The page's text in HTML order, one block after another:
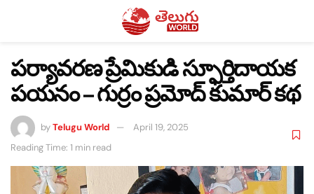
పర్యావరణ ప్రేమికుడి స్ఫూర్తిదాయక
పయనం – గుర్రం ప్రమోద్ కుమార్ కథ
byTelugu World
April 19, 2025
Reading Time: 1 min read